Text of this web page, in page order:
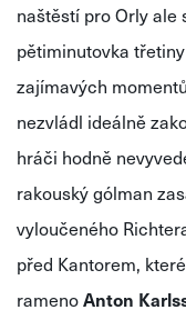
naštěstí pro Orly ale
pětiminutovka
zajímavých
nezvládl ideálně
hráči hodně
rakouský gólman
vyloučeného
před Kantorem,
ramenoAnton